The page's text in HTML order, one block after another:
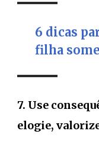
6 dicas
filha
7. Use
elogie,